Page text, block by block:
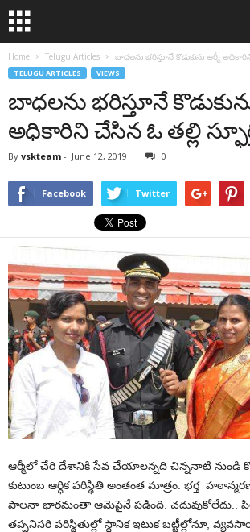
Home Telugu Articles బాధలను భరిస్తూనే కొడుకును ఆర్మీ
TELUGU ARTICLES VIEWS
బాధలను భరిస్తూనే
అధికారిని చేసిన ఓ తల్లి
By vskteam - June 12, 2019 0
Facebook Twitter
ఆర్మీలో చేరి దేశానికి సేవ చేయాలన్నది చిన్ననాటి నుండి
కుటుంబ ఆర్ధిక పరిస్థితి అంతంత మాత్రం. భర్త
పాలనా భారమంతా ఆమెపైనే పడింది. చదువుకోలేదు..
తప్పనిసరి పరిస్థితుల్లో స్థానిక ఇటుక బట్టీల్లోనూ,